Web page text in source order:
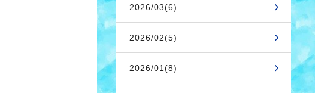
2026/03(6)
2026/02(5)
2026/01(8)